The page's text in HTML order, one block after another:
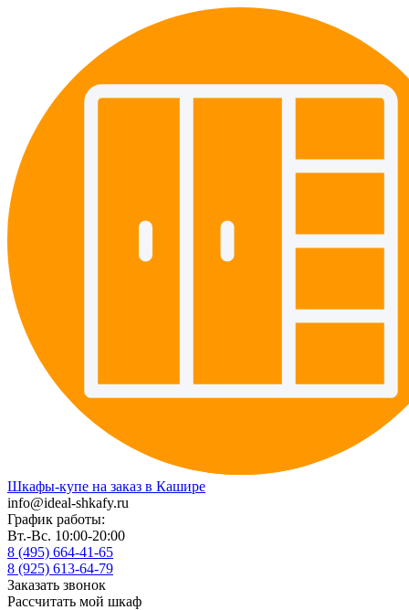
Шкафы-купе на заказ в Кашире
info@ideal-shkafy.ru
График работы:
Вт.-Вс. 10:00-20:00
8 (495) 664-41-65
8 (925) 613-64-79
Заказать звонок
Рассчитать мой шкаф